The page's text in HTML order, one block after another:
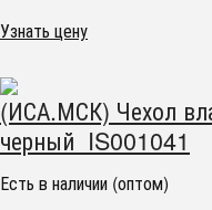
Узнать цену
(ИСА.МСК) Чехол
черный IS001041
Есть в наличии (оптом)